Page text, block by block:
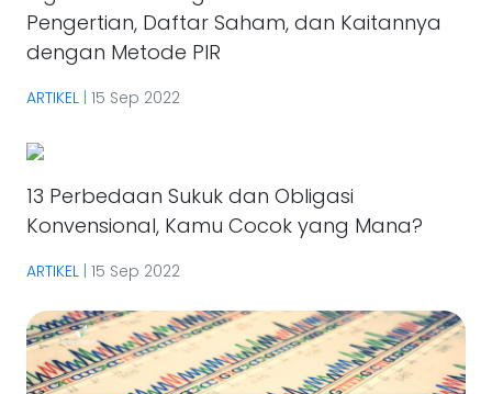
Pengertian, Daftar Saham, dan Kaitannya
dengan Metode PIR
ARTIKEL 15 Sep 2022
13 Perbedaan Sukuk dan Obligasi
Konvensional, Kamu Cocok yang Mana?
ARTIKEL 15 Sep 2022